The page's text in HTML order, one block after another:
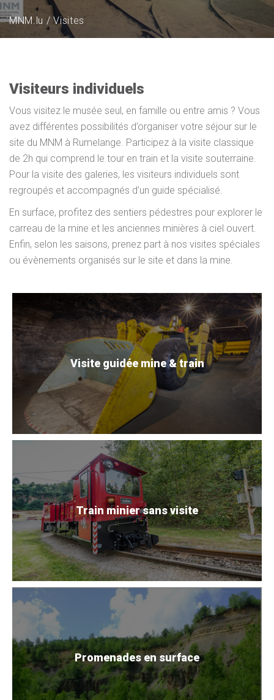
MNM.lu Visites
Visiteurs individuels
Vous visitez le musée seul, en famille ou entre amis ? Vous
avez différentes possibilités d’organiser votre séjour sur le
site du MNM à Rumelange. Participez à la visite classique
de 2h qui comprend le tour en train et la visite souterraine.
Pour la visite des galeries, les visiteurs individuels sont
regroupés et accompagnés d’un guide spécialisé.
En surface, profitez des sentiers pédestres pour explorer le
carreau de la mine et les anciennes minières à ciel ouvert.
Enfin, selon les saisons, prenez part à nos visites spéciales
ou évènements organisés sur le site et dans la mine.
Visite guidée mine & train
Train minier sans visite
Promenades en surface